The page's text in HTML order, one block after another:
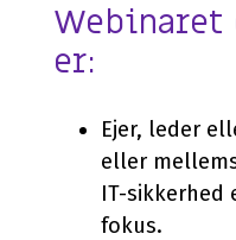
er:
Ejer, leder
eller
IT-sikkerhed
fokus.